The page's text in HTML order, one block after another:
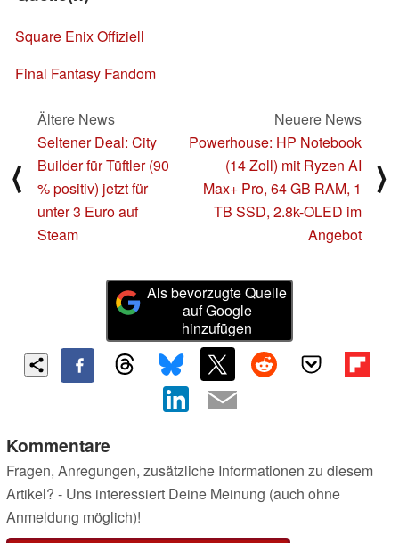
Square Enix Offiziell
Final Fantasy Fandom
⟨
Ältere News
Seltener Deal: City
Builder für Tüftler (90
% positiv) jetzt für
unter 3 Euro auf
Steam
Neuere News
Powerhouse: HP Notebook
(14 Zoll) mit Ryzen AI
Max+ Pro, 64 GB RAM, 1
TB SSD, 2.8k-OLED im
Angebot
⟩
Als bevorzugte Quelle
auf Google
hinzufügen
Kommentare
Fragen, Anregungen, zusätzliche Informationen zu diesem
Artikel? - Uns interessiert Deine Meinung (auch ohne
Anmeldung möglich)!